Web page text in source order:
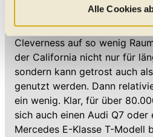
welche Kategorien Sie zulassen
Daten verarbeitet, für die Sie
geben. Bitte beachten Sie, dass
Einschränkung womöglich nicht
Funktionalitäten der Website zur
können die Einstellungen
Datenschutzerklärung
Alle Cookies
Und weil der Hersteller so
durchdachte und gut
Cleverness auf so wenig
der California nicht nur für
sondern kann getrost auch
genutzt werden. Dann
ein wenig. Klar, für über
sich auch einen Audi Q7
Mercedes E-Klasse T-Modell